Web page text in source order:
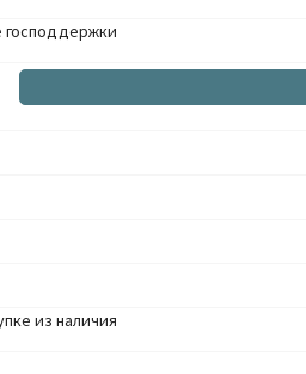
господдержки
из наличия